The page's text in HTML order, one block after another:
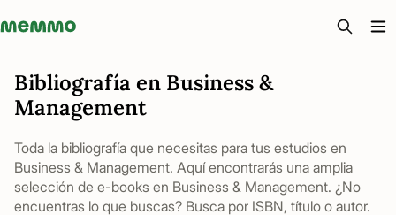
Memmo - AI-verktyg och digital kurslitteratur
Bibliografía en Business &
Management
Toda la bibliografía que necesitas para tus estudios en
Business & Management. Aquí encontrarás una amplia
selección de e-books en Business & Management. ¿No
encuentras lo que buscas? Busca por ISBN, título o autor.